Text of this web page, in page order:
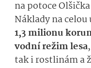
na potoce
Náklady na celou
1,3 milionu
vodní režim lesa
tak i rostlinám a